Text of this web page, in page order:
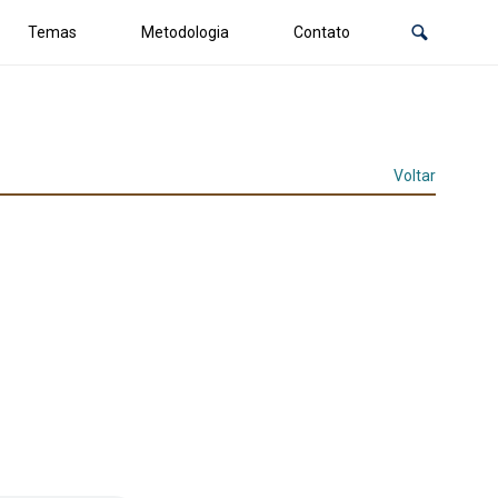
Temas Metodologia Contato
Voltar